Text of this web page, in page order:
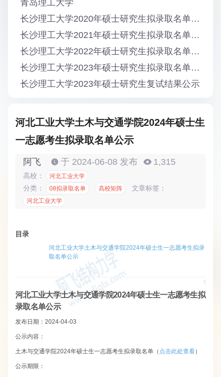
青岛理工大学
长沙理工大学2020年硕士研究生拟录取名单公示
长沙理工大学2021年硕士研究生拟录取名单公示
长沙理工大学2022年硕士研究生拟录取名单公示
长沙理工大学2023年硕士研究生拟录取名单公示
长沙理工大学2023年硕士研究生复试结果公示
河北工业大学土木与交通学院2024年硕士生
一志愿考生拟录取名单公示
阿飞 于 2024-06-08 发布 1,315
高校： 河北工业大学
分类： 08拟录取名单 高校矩阵 文章标签：
河北工业大学
目录
河北工业大学土木与交通学院2024年硕士生一志愿考生拟录
取名单公示
河北工业大学土木与交通学院2024年硕士生一志愿考生拟
录取名单公示
发布日期：2024-04-03
公示内容：
土木与交通学院2024年硕士生一志愿考生拟录取名单（ 点击此处查看）
公示期限：